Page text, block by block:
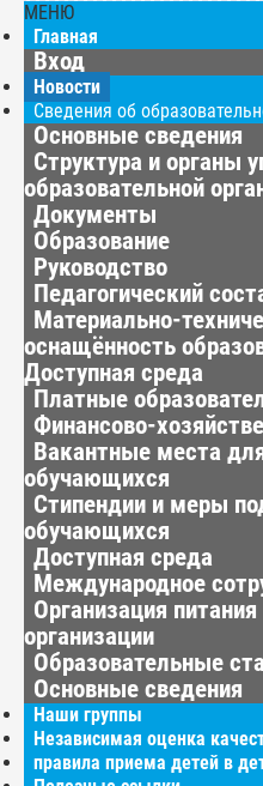
МЕНЮ
Главная
Вход
Новости
Сведения об
Основные сведения
Структура и органы
образовательной
Документы
Образование
Руководство
Педагогический
Материально-
оснащённость
Доступная среда
Платные
Финансово-
Вакантные места
обучающихся
Стипендии и меры
обучающихся
Доступная среда
Международное
Организация
организации
Образовательные
Основные сведения
Наши группы
Независимая оценка
правила приема детей в